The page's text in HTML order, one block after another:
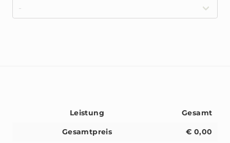
Leistung Gesamt
Gesamtpreis € 0,00